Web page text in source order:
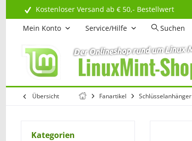
Kostenloser Versand ab € 50,- Bestellwert
Mein Konto Service/Hilfe Suchen
Übersicht Fanartikel Schlüsselanhänger
Kategorien